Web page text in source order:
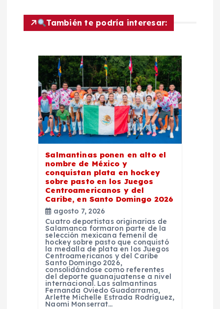
e
También te podría interesar:
Salmantinas ponen en alto el
nombre de México y
conquistan plata en hockey
sobre pasto en los Juegos
Centroamericanos y del
Caribe, en Santo Domingo 2026
agosto 7, 2026
Cuatro deportistas originarias de
Salamanca formaron parte de la
selección mexicana femenil de
hockey sobre pasto que conquistó
la medalla de plata en los Juegos
Centroamericanos y del Caribe
Santo Domingo 2026,
consolidándose como referentes
del deporte guanajuatense a nivel
internacional. Las salmantinas
Fernanda Oviedo Guadarrama,
Arlette Michelle Estrada Rodríguez,
Naomi Monserrat…